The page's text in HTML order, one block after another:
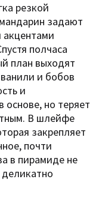
резкой
задают
акцентами
полчаса
план выходят
и бобов
и
основе, но теряет
В шлейфе
закрепляет
почти
в пирамиде не